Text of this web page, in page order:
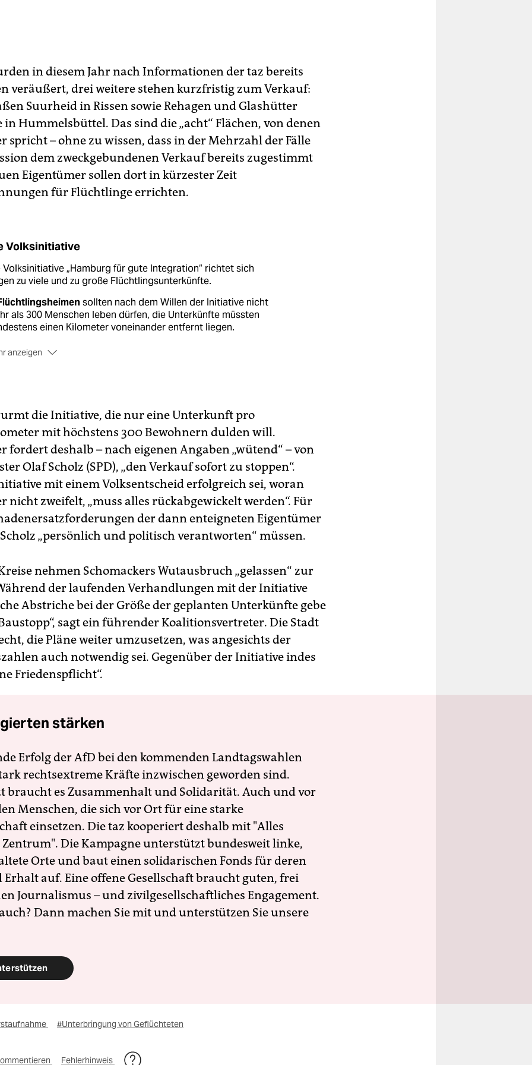
in diesem Jahr nach Informationen der taz bereits
veräußert, drei weitere stehen kurzfristig zum Verkauf:
Suurheid in Rissen sowie Rehagen und Glashütter
in Hummelsbüttel. Das sind die „acht“ Flächen, von denen
spricht – ohne zu wissen, dass in der Mehrzahl der Fälle
dem zweckgebundenen Verkauf bereits zugestimmt
Eigentümer sollen dort in kürzester Zeit
für Flüchtlinge errichten.
Volksinitiative
Volksinitiative „Hamburg für gute Integration“ richtet sich
zu viele und zu große Flüchtlingsunterkünfte.
sollten nach dem Willen der Initiative nicht
als 300 Menschen leben dürfen, die Unterkünfte müssten
einen Kilometer voneinander entfernt liegen.
anzeigen
gekommen ist.
eszu keiner Einigung mit der Bürgerschaft kommen, wären
Schritte ein Volksbegehren im Sommer und ein
im nächsten Jahr.
die Initiative, die nur eine Unterkunft pro
mit höchstens 300 Bewohnern dulden will.
fordert deshalb – nach eigenen Angaben „wütend“ – von
Olaf Scholz (SPD), „den Verkauf sofort zu stoppen“.
mit einem Volksentscheid erfolgreich sei, woran
nicht zweifelt, „muss alles rückabgewickelt werden“. Für
der dann enteigneten Eigentümer
„persönlich und politisch verantworten“ müssen.
nehmen Schomackers Wutausbruch „gelassen“ zur
der laufenden Verhandlungen mit der Initiative
Abstriche bei der Größe der geplanten Unterkünfte gebe
sagt ein führender Koalitionsvertreter. Die Stadt
die Pläne weiter umzusetzen, was angesichts der
auch notwendig sei. Gegenüber der Initiative indes
Friedenspflicht“.
stärken
Erfolg der AfD bei den kommenden Landtagswahlen
rechtsextreme Kräfte inzwischen geworden sind.
braucht es Zusammenhalt und Solidarität. Auch und vor
Menschen, die sich vor Ort für eine starke
einsetzen. Die taz kooperiert deshalb mit "Alles
Die Kampagne unterstützt bundesweit linke,
Orte und baut einen solidarischen Fonds für deren
Erhalt auf. Eine offene Gesellschaft braucht guten, frei
Journalismus – und zivilgesellschaftliches Engagement.
Dann machen Sie mit und unterstützen Sie unsere
#Unterbringung von Geflüchteten
Fehlerhinweis